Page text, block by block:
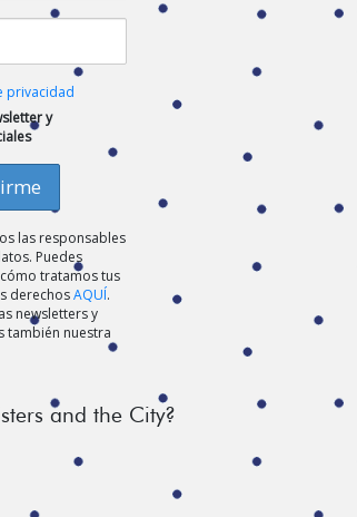
privacidad
y
las responsables
Puedes
tratamos tus
derechosAQUÍ.
newsletters y
también nuestra
and the City?